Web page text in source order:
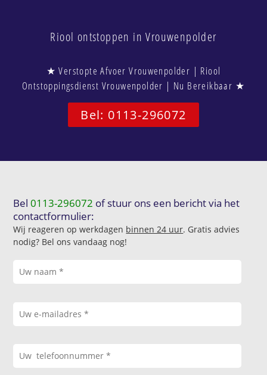
Riool ontstoppen in Vrouwenpolder
★ Verstopte Afvoer Vrouwenpolder | Riool
Ontstoppingsdienst Vrouwenpolder | Nu Bereikbaar ★
Bel: 0113-296072
Bel0113-296072 of stuur ons een bericht via het
contactformulier:
Wij reageren op werkdagen binnen 24 uur. Gratis advies
nodig? Bel ons vandaag nog!